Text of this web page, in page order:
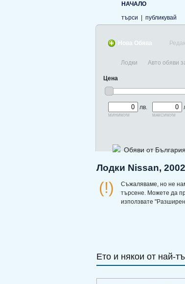
НАЧАЛО
търси
публикувай
Нова Обява
Лодки Авто обяви
Цена
лв.
минимум
максимум
Обяви от България
Лодки Nissan,
(!)
Съжаляваме, но не
търсене. Можете да
използвате
Ето и някои от най-